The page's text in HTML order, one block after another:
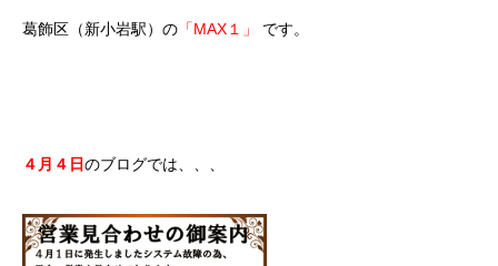
葛飾区（新小岩駅）の 「MAX１」 です。
４月４日のブログでは、、、